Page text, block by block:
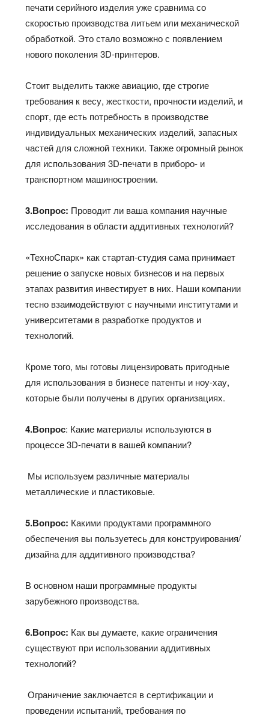
печати серийного изделия уже сравнима со
скоростью производства литьем или механической
обработкой. Это стало возможно с появлением
нового поколения 3D-принтеров.
Стоит выделить также авиацию, где строгие
требования к весу, жесткости, прочности изделий, и
спорт, где есть потребность в производстве
индивидуальных механических изделий, запасных
частей для сложной техники. Также огромный рынок
для использования 3D-печати в приборо- и
транспортном машиностроении.
3.Вопрос: Проводит ли ваша компания научные
исследования в области аддитивных технологий?
«ТехноСпарк» как стартап-студия сама принимает
решение о запуске новых бизнесов и на первых
этапах развития инвестирует в них. Наши компании
тесно взаимодействуют с научными институтами и
университетами в разработке продуктов и
технологий.
Кроме того, мы готовы лицензировать пригодные
для использования в бизнесе патенты и ноу-хау,
которые были получены в других организациях.
4.Вопрос: Какие материалы используются в
процессе 3D-печати в вашей компании?
Мы используем различные материалы
металлические и пластиковые.
5.Вопрос: Какими продуктами программного
обеспечения вы пользуетесь для конструирования/
дизайна для аддитивного производства?
В основном наши программные продукты
зарубежного производства.
6.Вопрос: Как вы думаете, какие ограничения
существуют при использовании аддитивных
технологий?
Ограничение заключается в сертификации и
проведении испытаний, требования по